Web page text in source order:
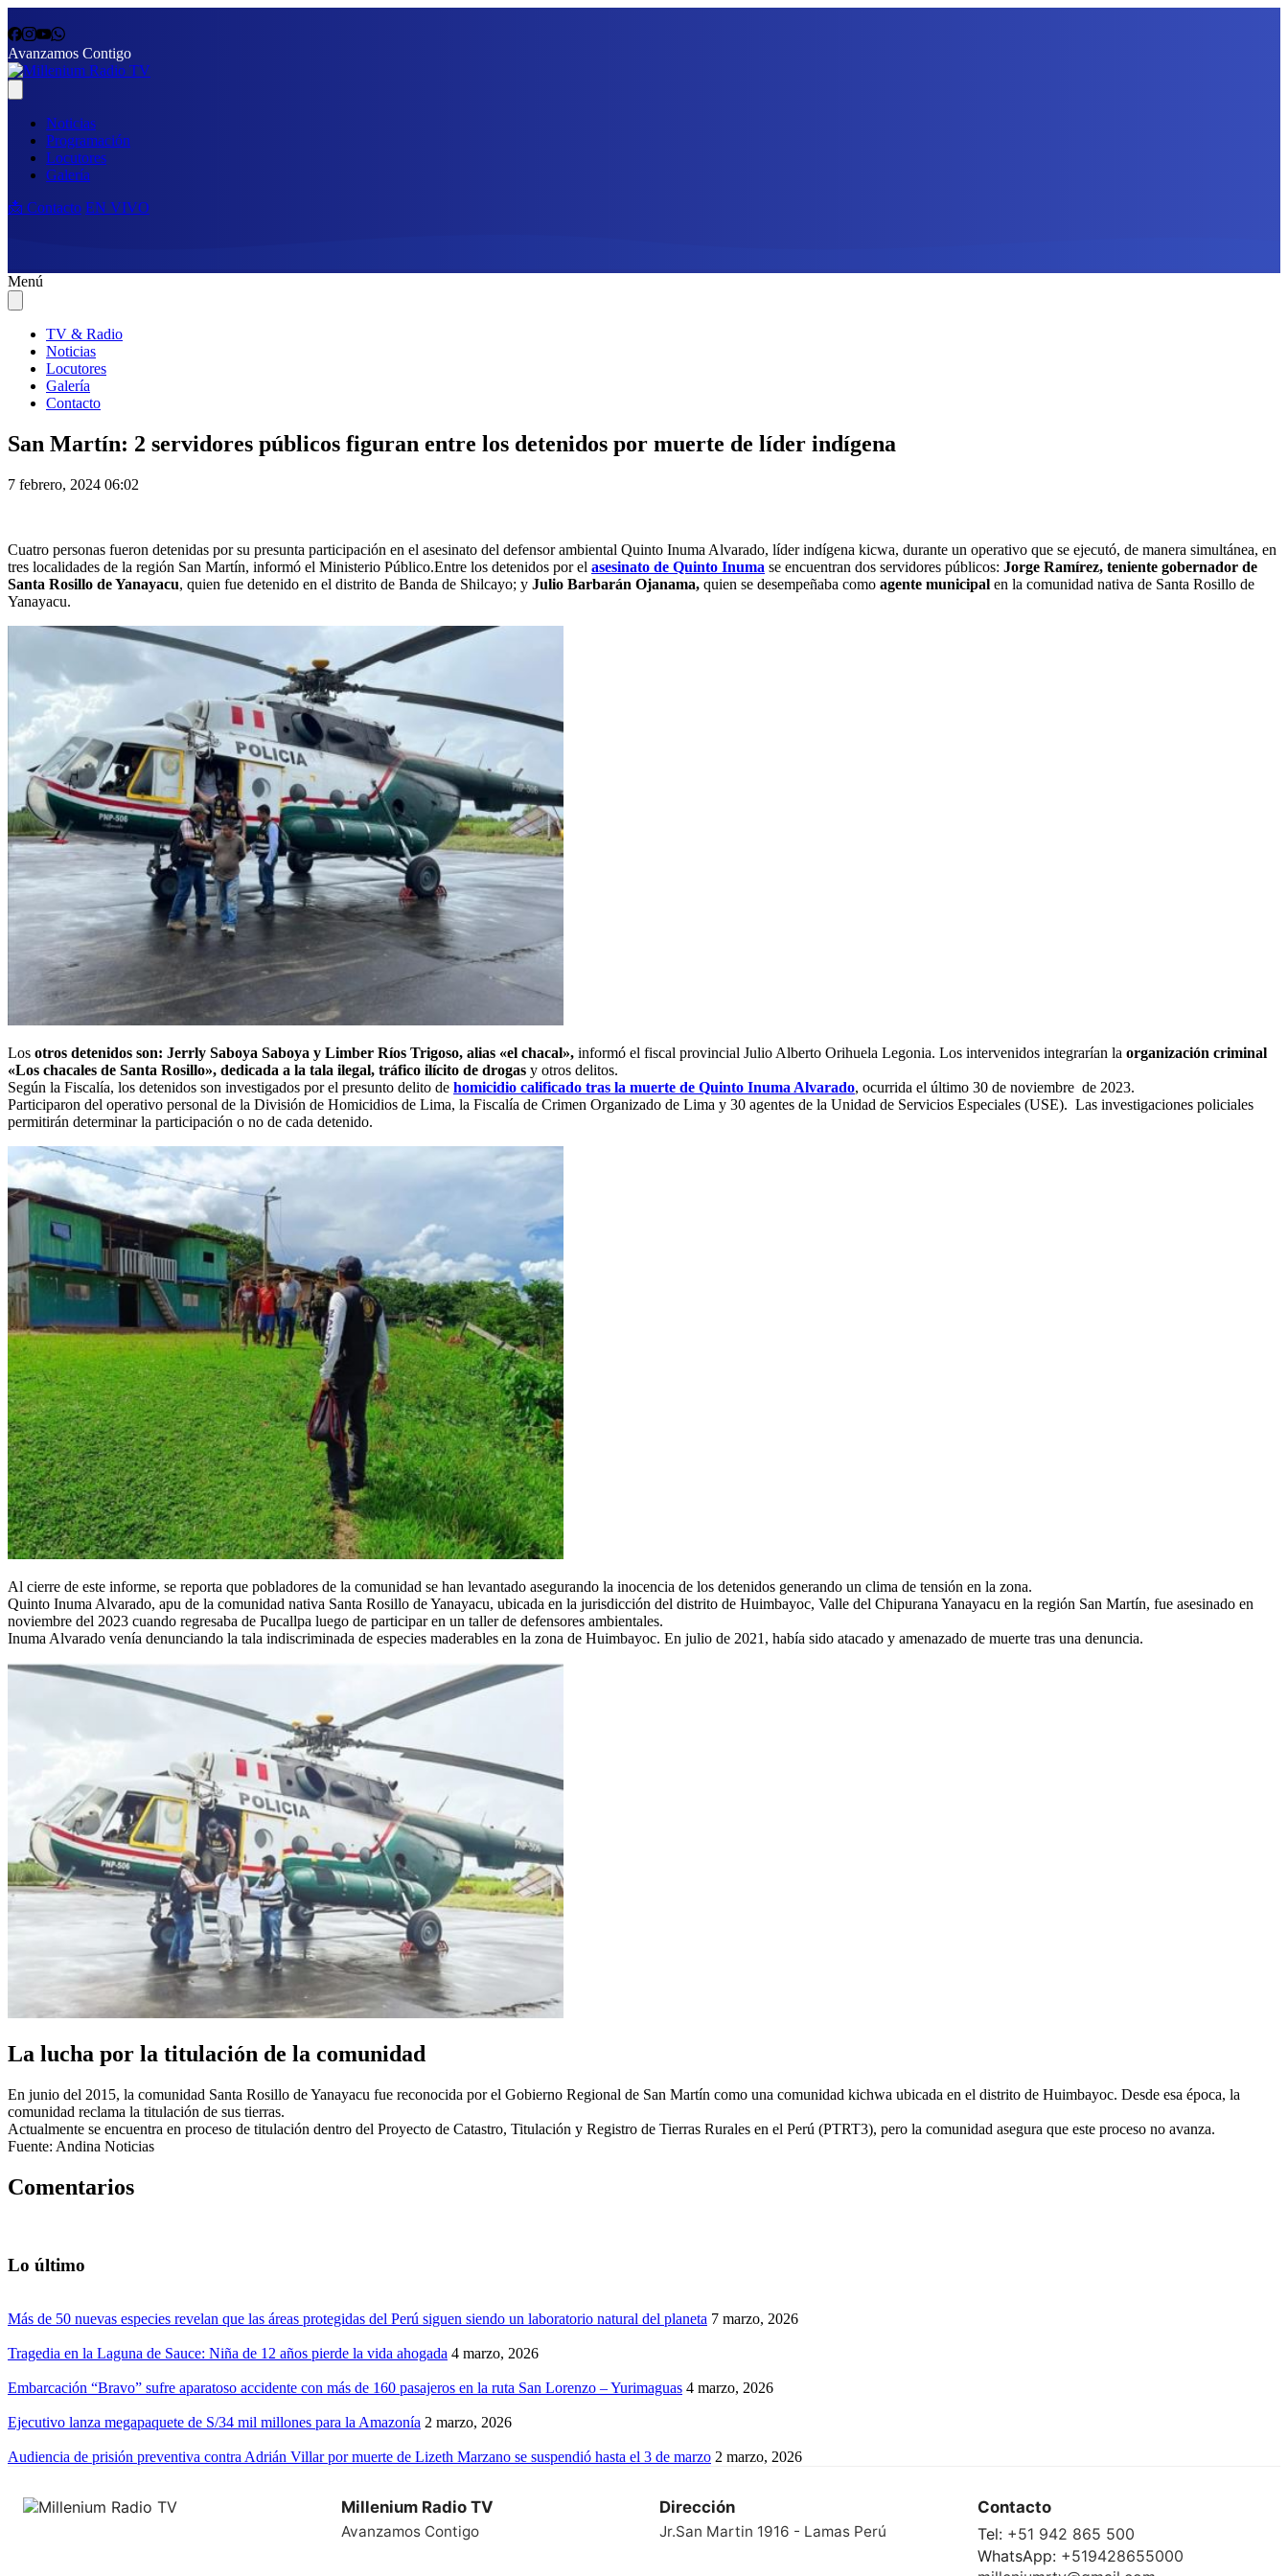
Avanzamos Contigo
Noticias
Programación
Locutores
Galería
📩 Contacto EN VIVO
Menú
TV & Radio
Noticias
Locutores
Galería
Contacto
San Martín: 2 servidores públicos figuran entre los detenidos por muerte de líder indígena
7 febrero, 2024 06:02
Cuatro personas fueron detenidas por su presunta participación en el asesinato del defensor ambiental Quinto Inuma Alvarado, líder indígena kicwa, durante un operativo que se ejecutó, de manera simultánea, en
tres localidades de la región San Martín, informó el Ministerio Público.Entre los detenidos por el asesinato de Quinto Inuma se encuentran dos servidores públicos: Jorge Ramírez, teniente gobernador de
Santa Rosillo de Yanayacu, quien fue detenido en el distrito de Banda de Shilcayo; y Julio Barbarán Ojanama, quien se desempeñaba como agente municipal en la comunidad nativa de Santa Rosillo de
Yanayacu.
Los otros detenidos son: Jerrly Saboya Saboya y Limber Ríos Trigoso, alias «el chacal», informó el fiscal provincial Julio Alberto Orihuela Legonia. Los intervenidos integrarían la organización criminal
«Los chacales de Santa Rosillo», dedicada a la tala ilegal, tráfico ilícito de drogas y otros delitos.
Según la Fiscalía, los detenidos son investigados por el presunto delito de homicidio calificado tras la muerte de Quinto Inuma Alvarado, ocurrida el último 30 de noviembre de 2023.
Participaron del operativo personal de la División de Homicidios de Lima, la Fiscalía de Crimen Organizado de Lima y 30 agentes de la Unidad de Servicios Especiales (USE). Las investigaciones policiales
permitirán determinar la participación o no de cada detenido.
Al cierre de este informe, se reporta que pobladores de la comunidad se han levantado asegurando la inocencia de los detenidos generando un clima de tensión en la zona.
Quinto Inuma Alvarado, apu de la comunidad nativa Santa Rosillo de Yanayacu, ubicada en la jurisdicción del distrito de Huimbayoc, Valle del Chipurana Yanayacu en la región San Martín, fue asesinado en
noviembre del 2023 cuando regresaba de Pucallpa luego de participar en un taller de defensores ambientales.
Inuma Alvarado venía denunciando la tala indiscriminada de especies maderables en la zona de Huimbayoc. En julio de 2021, había sido atacado y amenazado de muerte tras una denuncia.
La lucha por la titulación de la comunidad
En junio del 2015, la comunidad Santa Rosillo de Yanayacu fue reconocida por el Gobierno Regional de San Martín como una comunidad kichwa ubicada en el distrito de Huimbayoc. Desde esa época, la
comunidad reclama la titulación de sus tierras.
Actualmente se encuentra en proceso de titulación dentro del Proyecto de Catastro, Titulación y Registro de Tierras Rurales en el Perú (PTRT3), pero la comunidad asegura que este proceso no avanza.
Fuente: Andina Noticias
Comentarios
Lo último
Más de 50 nuevas especies revelan que las áreas protegidas del Perú siguen siendo un laboratorio natural del planeta 7 marzo, 2026
Tragedia en la Laguna de Sauce: Niña de 12 años pierde la vida ahogada 4 marzo, 2026
Embarcación “Bravo” sufre aparatoso accidente con más de 160 pasajeros en la ruta San Lorenzo – Yurimaguas 4 marzo, 2026
Ejecutivo lanza megapaquete de S/34 mil millones para la Amazonía 2 marzo, 2026
Audiencia de prisión preventiva contra Adrián Villar por muerte de Lizeth Marzano se suspendió hasta el 3 de marzo 2 marzo, 2026
Millenium Radio TV
Avanzamos Contigo
Dirección
Jr.San Martin 1916 - Lamas Perú
Contacto
Tel: +51 942 865 500
WhatsApp: +519428655000